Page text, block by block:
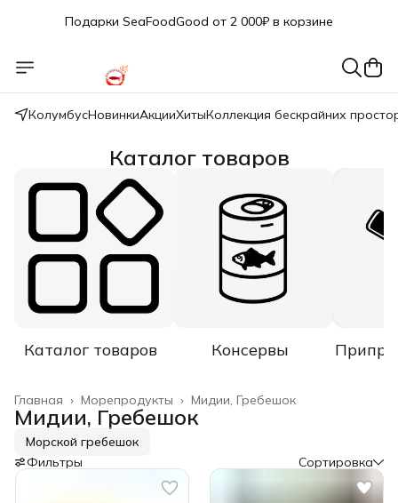
Подарки SeaFoodGood от 2 000₽ в корзине
при оплате наличными
🎁 Бесплатная доставка при заказе от 5 000 руб.
КолумбусНовинкиАкцииХитыКоллекция бескрайних
Каталог товаров
Каталог товаров Консервы
Мидии, Гребешок
Морепродукты ›
Главная ›
Мидии, Гребешок
Морской гребешок
Фильтры
Сортировка